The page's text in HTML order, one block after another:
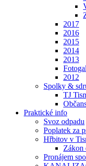
2017
2016
2015
2014
2013
2012
Spolky &
TJ
Praktické info
Svoz odpadu
Poplatek za
Hřbitov v
Zákon
Pronájem